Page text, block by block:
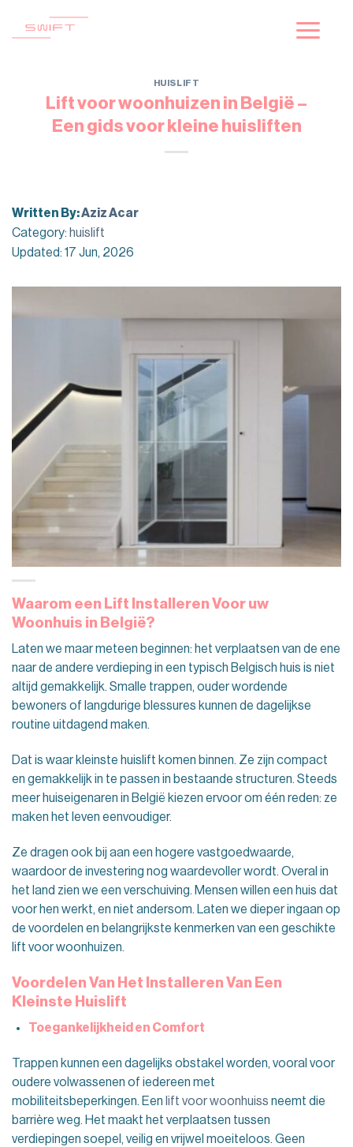
HUISLIFT
Lift voor woonhuizen in België –
Een gids voor kleine huisliften
Written By:Aziz Acar
Category: huislift
Updated: 17 Jun, 2026
Waarom een ​​Lift Installeren Voor uw
Woonhuis in België?
Laten we maar meteen beginnen: het verplaatsen van de ene
naar de andere verdieping in een typisch Belgisch huis is niet
altijd gemakkelijk. Smalle trappen, ouder wordende
bewoners of langdurige blessures kunnen de dagelijkse
routine uitdagend maken.
Dat is waar kleinste huislift komen binnen. Ze zijn compact
en gemakkelijk in te passen in bestaande structuren. Steeds
meer huiseigenaren in België kiezen ervoor om één reden: ze
maken het leven eenvoudiger.
Ze dragen ook bij aan een hogere vastgoedwaarde,
waardoor de investering nog waardevoller wordt. Overal in
het land zien we een verschuiving. Mensen willen een huis dat
voor hen werkt, en niet andersom. Laten we dieper ingaan op
de voordelen en belangrijkste kenmerken van een geschikte
lift voor woonhuizen.
Voordelen Van Het Installeren Van Een
Kleinste Huislift
Toegankelijkheid en Comfort
Trappen kunnen een dagelijks obstakel worden, vooral voor
oudere volwassenen of iedereen met
mobiliteitsbeperkingen. Een lift voor woonhuiss neemt die
barrière weg. Het maakt het verplaatsen tussen
verdiepingen soepel, veilig en vrijwel moeiteloos. Geen